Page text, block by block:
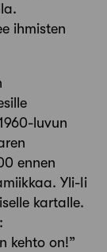
ihmisten
luvun
ennen
Yli-Ii
kartalle.
kehto on!”